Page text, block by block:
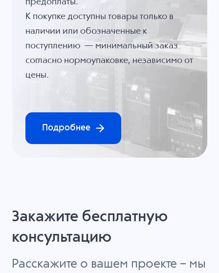
предоплаты.
К покупке доступны товары только в
наличии или обозначенные к
поступлению — минимальный заказ
согласно нормоупаковке, независимо от
цены.
Подробнее
Закажите бесплатную
консультацию
Расскажите о вашем проекте – мы